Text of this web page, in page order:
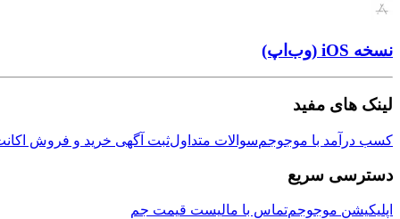
نسخه iOS (وب‌اپ)
لینک های مفید
کسب درآمد با موجوجمسوالات متداولثبت آگهی خرید و فروش
دسترسی سریع
اپلیکیشن موجوجمتماس با مالیست قیمت جم